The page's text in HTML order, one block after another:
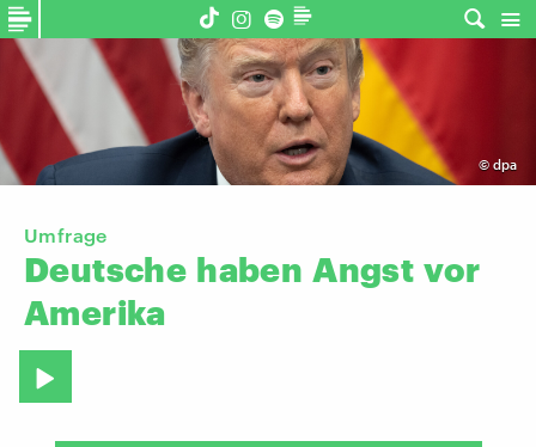
© dpa
Umfrage
Deutsche haben Angst vor
Amerika